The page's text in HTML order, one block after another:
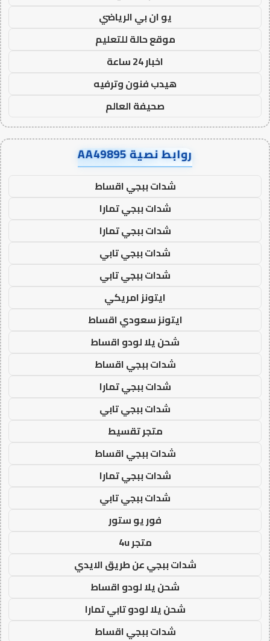
يو ان بي الرياضي
موقع حالة للتعليم
اخبار 24 ساعة
هيدب فنون وترفيه
صحيفة العالم
روابط نصية AA49895
شدات ببجي اقساط
شدات ببجي تمارا
شدات ببجي تمارا
شدات ببجي تابي
شدات ببجي تابي
ايتونز امريكي
ايتونز سعودي اقساط
شحن يلا لودو اقساط
شدات ببجي اقساط
شدات ببجي تمارا
شدات ببجي تابي
متجر تقسيط
شدات ببجي اقساط
شدات ببجي تمارا
شدات ببجي تابي
فور يو ستور
متجر 4u
شدات ببجي عن طريق الايدي
شحن يلا لودو اقساط
شحن يلا لودو تابي تمارا
شدات ببجي اقساط